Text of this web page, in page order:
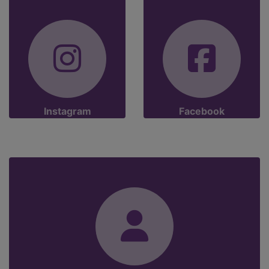
Instagram Facebook